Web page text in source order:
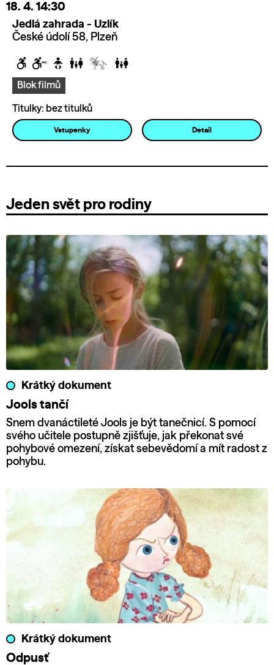
18. 4. 14:30
Jedlá zahrada - Uzlík
České údolí 58, Plzeň
Blok filmů
Titulky: bez titulků
Vstupenky Detail
Jeden svět pro rodiny
Krátký dokument
Jools tančí
Snem dvanáctileté Jools je být tanečnicí. S pomocí
svého učitele postupně zjišťuje, jak překonat své
pohybové omezení, získat sebevědomí a mít radost z
pohybu.
Krátký dokument
Odpusť